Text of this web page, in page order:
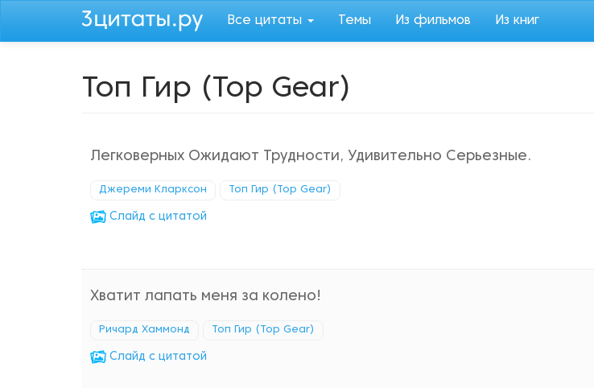
Все цитаты Темы Из фильмов Из книг
Топ Гир (Top Gear)
Легковерных Ожидают Трудности, Удивительно Серьезные.
Джереми Кларксон Топ Гир (Top Gear)
Cлайд с цитатой
Хватит лапать меня за колено!
Ричард Хаммонд Топ Гир (Top Gear)
Cлайд с цитатой